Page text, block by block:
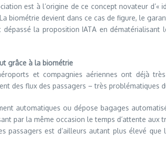
est à l’origine de ce concept novateur
biométrie devient dans ce cas de figure, le
dépassé la proposition IATA en
grâce à la biométrie
et compagnies aériennes ont déjà
des flux des passagers – très problématiques
automatiques ou dépose bagages
par la même occasion le temps d’attente aux
passagers est d’ailleurs autant plus élevé